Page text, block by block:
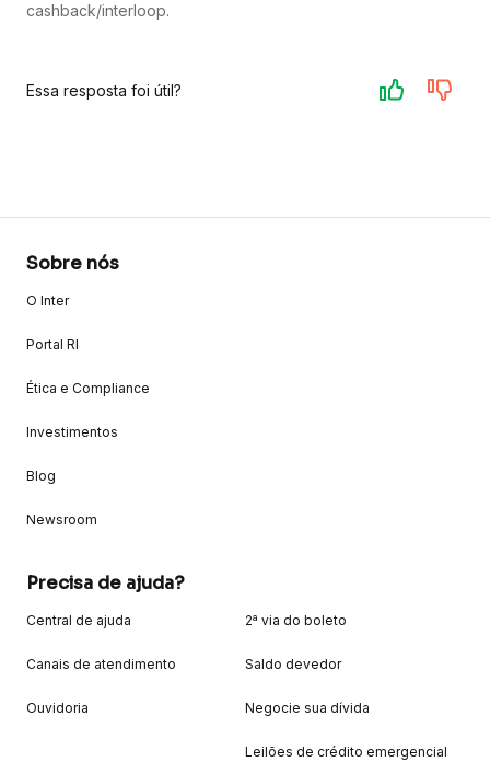
cashback/interloop.
Essa resposta foi útil?
Sobre nós
O Inter
Portal RI
Ética e Compliance
Investimentos
Blog
Newsroom
Precisa de ajuda?
Central de ajuda
Canais de atendimento
Ouvidoria
2ª via do boleto
Saldo devedor
Negocie sua dívida
Leilões de crédito emergencial